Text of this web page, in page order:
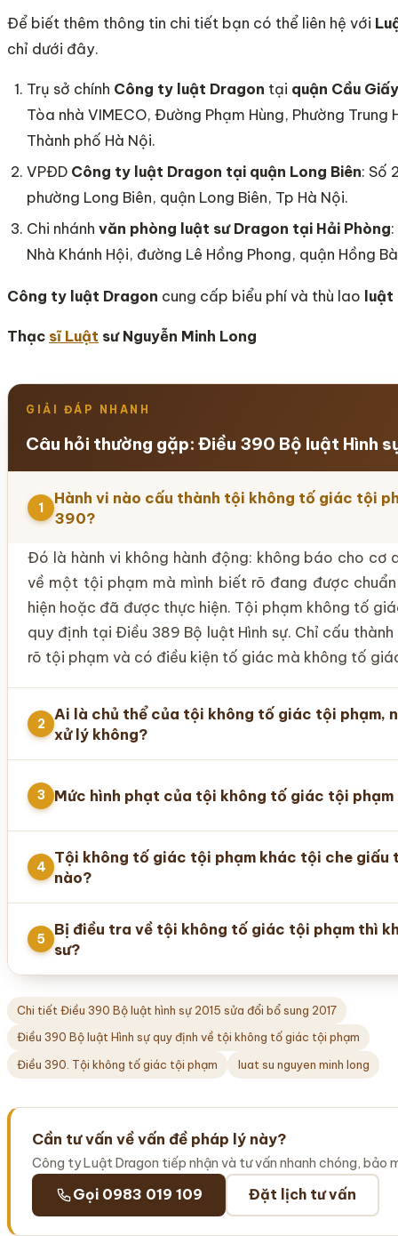
Để biết thêm thông tin chi tiết bạn có thể liên hệ với
chỉ dưới đây.
Trụ sở chính Công ty luật Dragon tại quận Cầu
Tòa nhà VIMECO, Đường Phạm Hùng, Phường Trung
Thành phố Hà Nội.
VPĐD Công ty luật Dragon tại quận Long Biên: Số
phường Long Biên, quận Long Biên, Tp Hà Nội.
Chi nhánhvăn phòng luật sư Dragon tại Hải Phòng
Nhà Khánh Hội, đường Lê Hồng Phong, quận Hồng
Công ty luật Dragon cung cấp biểu phí và thù lao luật
Thạc sĩ Luật sư Nguyễn Minh Long
GIẢI ĐÁP NHANH
Câu hỏi thường gặp: Điều 390 Bộ luật Hình
1
Hành vi nào cấu thành tội không tố giác tội
390?
Đó là hành vi không hành động: không báo cho cơ
về một tội phạm mà mình biết rõ đang được
hiện hoặc đã được thực hiện. Tội phạm không tố
quy định tại Điều 389 Bộ luật Hình sự. Chỉ cấu
rõ tội phạm và có điều kiện tố giác mà không tố
2
Ai là chủ thể của tội không tố giác tội phạm,
xử lý không?
3 Mức hình phạt của tội không tố giác tội phạm
4
Tội không tố giác tội phạm khác tội che giấu
nào?
5
Bị điều tra về tội không tố giác tội phạm thì
sư?
Chi tiết Điều 390 Bộ luật hình sự 2015 sửa đổi bổ sung 2017
Điều 390 Bộ luật Hình sự quy định về tội không tố giác tội phạm
Điều 390. Tội không tố giác tội phạm
luat su nguyen minh long
Cần tư vấn về vấn đề pháp lý này?
Công ty Luật Dragon tiếp nhận và tư vấn nhanh chóng, bảo
Gọi 0983 019 109 Đặt lịch tư vấn